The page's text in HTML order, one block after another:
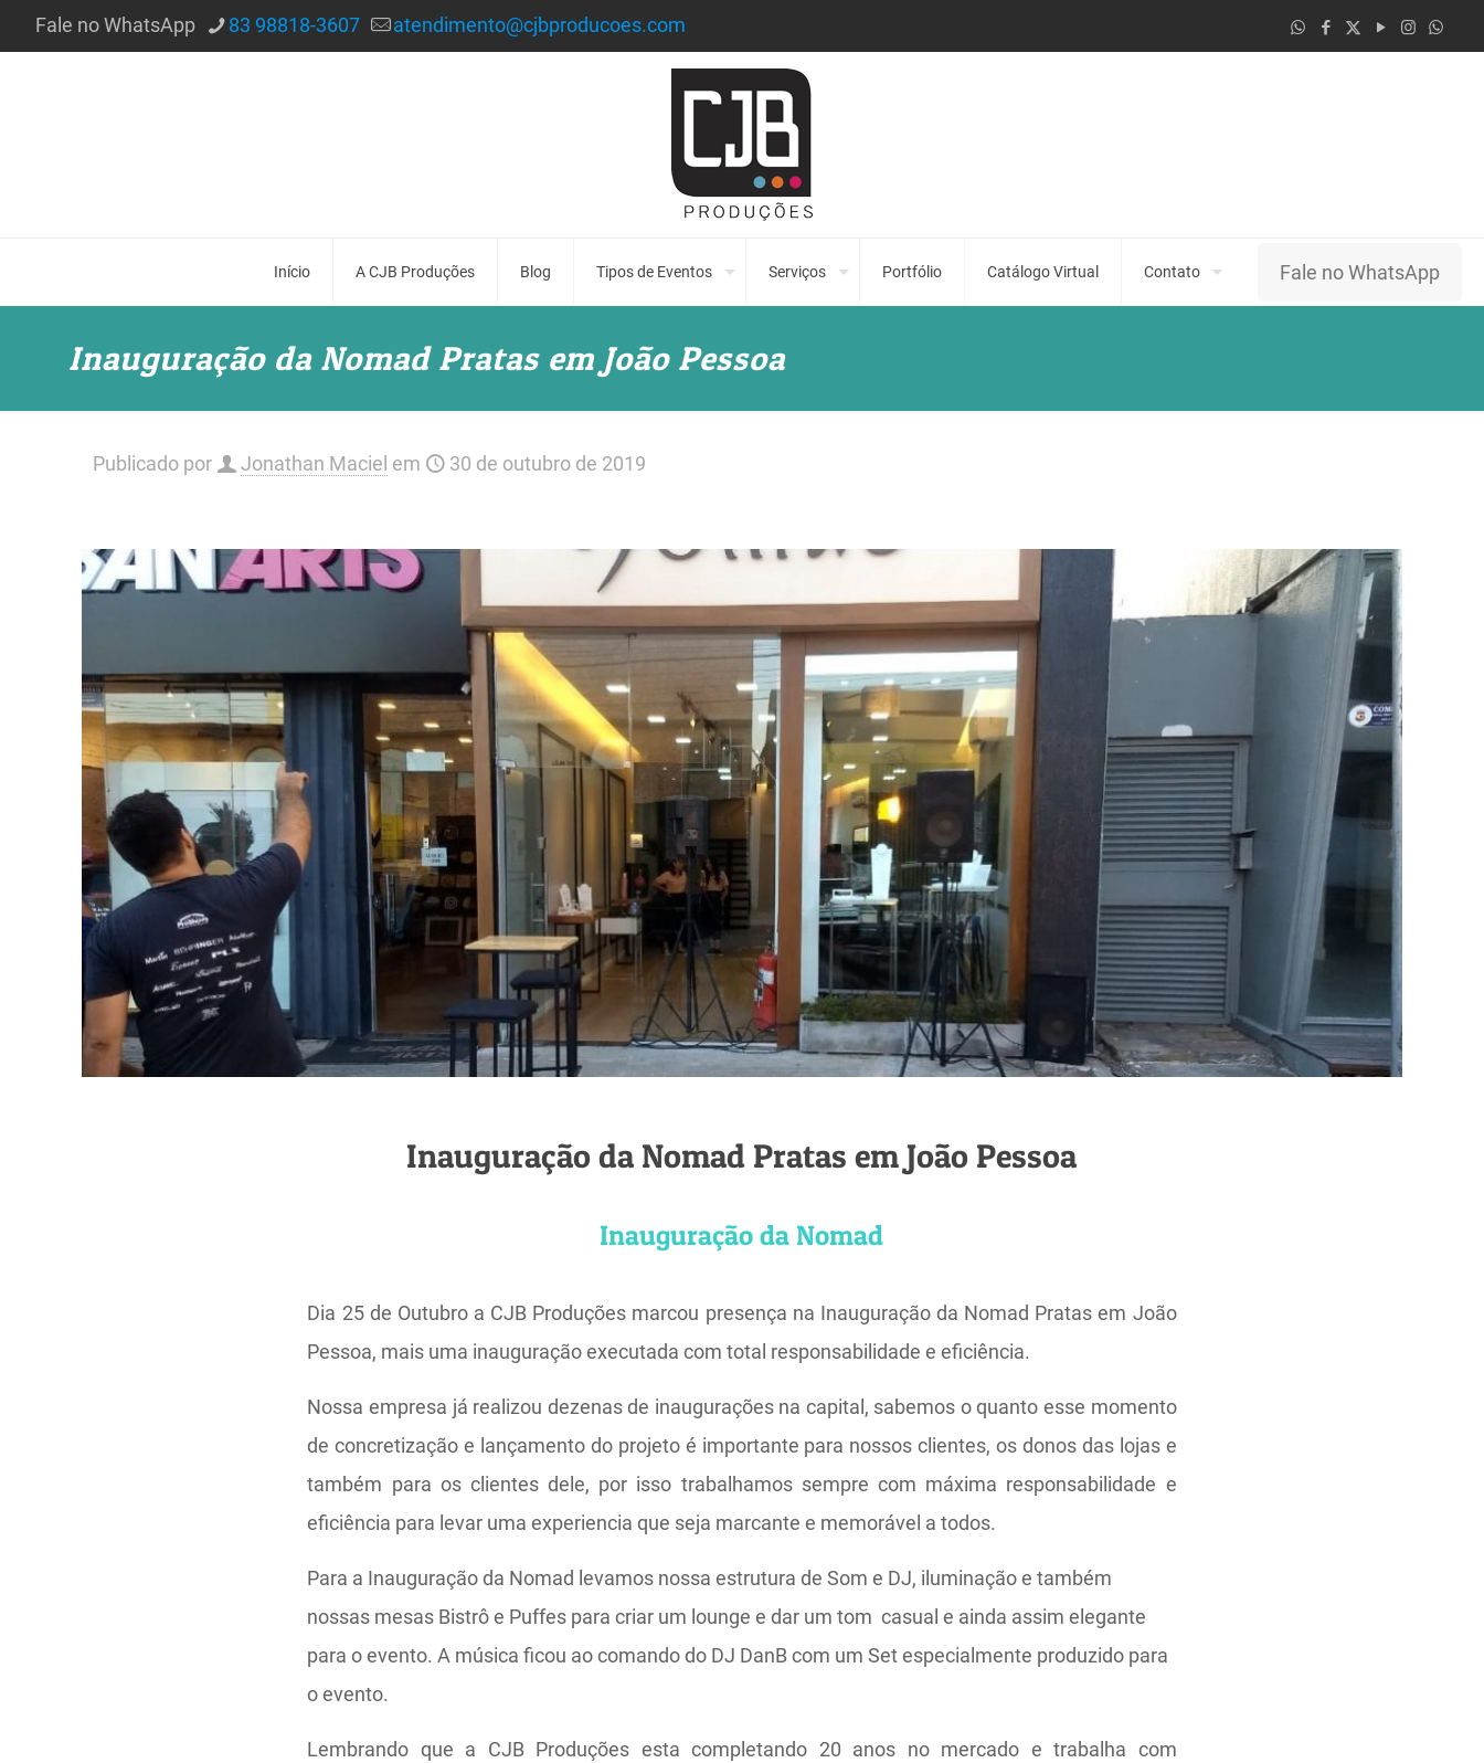
Fale no WhatsApp 83 98818-3607 atendimento@cjbproducoes.com
Início A CJB Produções Blog Tipos de Eventos Serviços Portfólio Catálogo Virtual Contato Fale no WhatsApp
Inauguração da Nomad Pratas em João Pessoa
Publicado por Jonathan Maciel em 30 de outubro de 2019
Inauguração da Nomad Pratas em João Pessoa
Inauguração da Nomad
Dia 25 de Outubro a CJB Produções marcou presença na Inauguração da Nomad Pratas em João
Pessoa, mais uma inauguração executada com total responsabilidade e eficiência.
Nossa empresa já realizou dezenas de inaugurações na capital, sabemos o quanto esse momento
de concretização e lançamento do projeto é importante para nossos clientes, os donos das lojas e
também para os clientes dele, por isso trabalhamos sempre com máxima responsabilidade e
eficiência para levar uma experiencia que seja marcante e memorável a todos.
Para a Inauguração da Nomad levamos nossa estrutura de Som e DJ, iluminação e também
nossas mesas Bistrô e Puffes para criar um lounge e dar um tom casual e ainda assim elegante
para o evento. A música ficou ao comando do DJ DanB com um Set especialmente produzido para
o evento.
Lembrando que a CJB Produções esta completando 20 anos no mercado e trabalha com